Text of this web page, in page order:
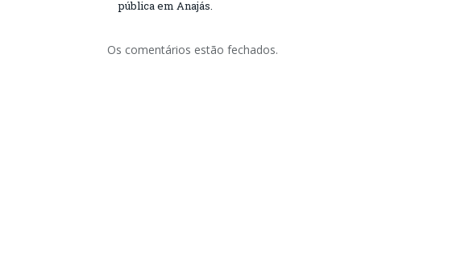
pública em Anajás.
Os comentários estão fechados.